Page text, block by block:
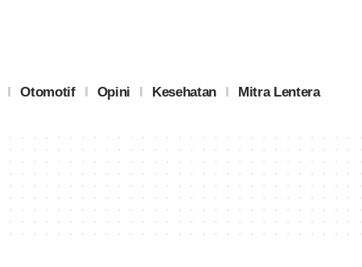
Otomotif Opini Kesehatan Mitra Lentera